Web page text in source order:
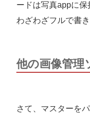
ードは写真appに
わざわざフルで書
他の画像管理
さて、マスターを